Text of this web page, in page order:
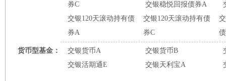
券C
交银稳悦回报债券A
交银120天滚动持有债
券A
交银120天滚动持有债
券C
货币型基金： 交银货币A 交银货币B
交银活期通E
交银天利宝A